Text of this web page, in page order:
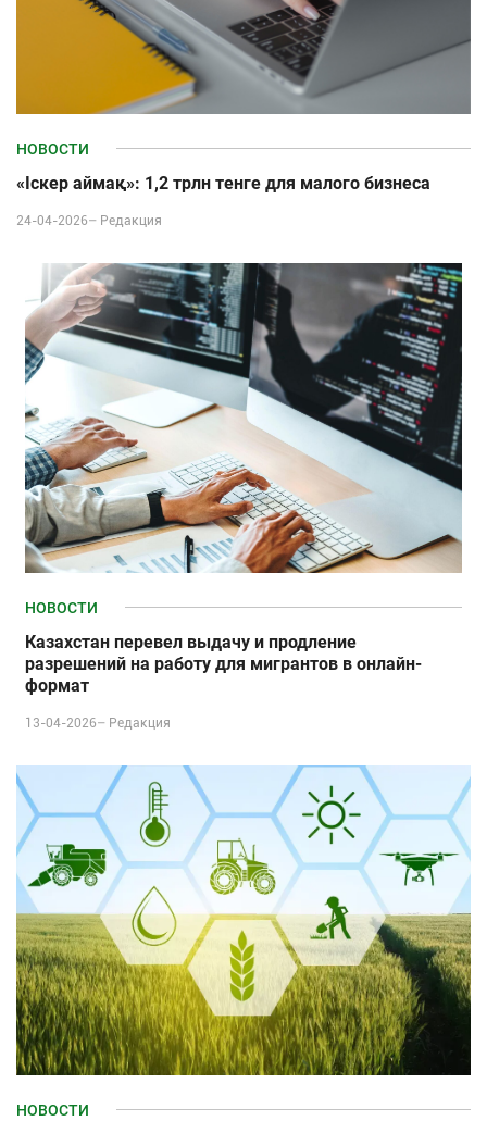
НОВОСТИ
«Іскер аймақ»: 1,2 трлн тенге для малого бизнеса
24-04-2026– Редакция
НОВОСТИ
Казахстан перевел выдачу и продление
разрешений на работу для мигрантов в онлайн-
формат
13-04-2026– Редакция
НОВОСТИ